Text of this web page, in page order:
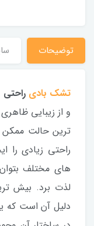
توضیحات
تشک بادی راحتی
و از زیبایی
ترین حالت ممکن
راحتی زیادی را
های مختلف بتوان
لذت برد. بیش
دلیل آن است که